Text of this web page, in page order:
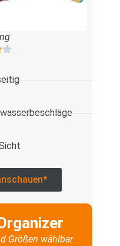
Größen wählbar.